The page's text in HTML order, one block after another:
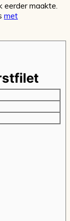
eerder maakte.
met